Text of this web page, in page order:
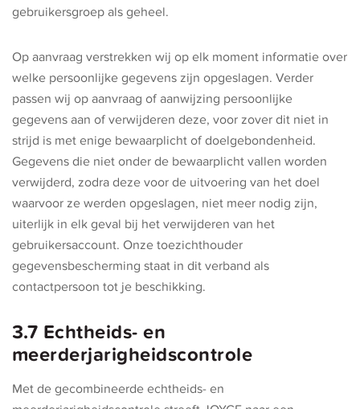
gebruikersgroep als geheel.
Op aanvraag verstrekken wij op elk moment informatie over
welke persoonlijke gegevens zijn opgeslagen. Verder
passen wij op aanvraag of aanwijzing persoonlijke
gegevens aan of verwijderen deze, voor zover dit niet in
strijd is met enige bewaarplicht of doelgebondenheid.
Gegevens die niet onder de bewaarplicht vallen worden
verwijderd, zodra deze voor de uitvoering van het doel
waarvoor ze werden opgeslagen, niet meer nodig zijn,
uiterlijk in elk geval bij het verwijderen van het
gebruikersaccount. Onze toezichthouder
gegevensbescherming staat in dit verband als
contactpersoon tot je beschikking.
3.7 Echtheids- en
meerderjarigheidscontrole
Met de gecombineerde echtheids- en